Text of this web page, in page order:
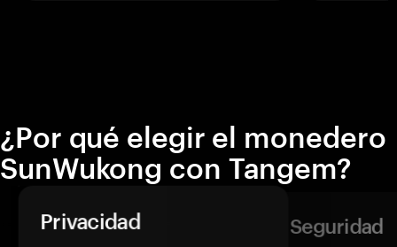
¿Por qué elegir el monedero
SunWukong con Tangem?
Privacidad Seguridad